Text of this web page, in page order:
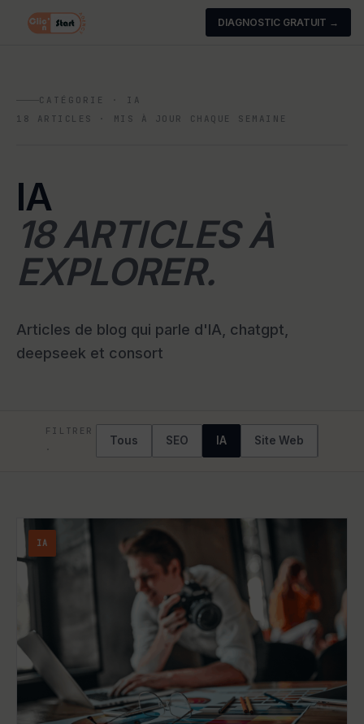
DIAGNOSTIC GRATUIT →
CATÉGORIE · IA
18
ARTICLES · MIS À JOUR CHAQUE SEMAINE
IA
18 ARTICLES À
EXPLORER.
Articles de blog qui parle d'IA, chatgpt,
deepseek et consort
FILTRER
·
Tous SEO IA Site Web
IA